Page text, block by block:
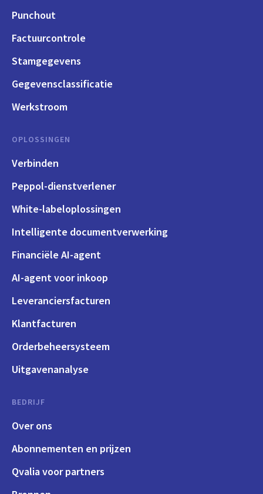
Punchout
Factuurcontrole
Stamgegevens
Gegevensclassificatie
Werkstroom
OPLOSSINGEN
Verbinden
Peppol-dienstverlener
White-labeloplossingen
Intelligente documentverwerking
Financiële AI-agent
AI-agent voor inkoop
Leveranciersfacturen
Klantfacturen
Orderbeheersysteem
Uitgavenanalyse
BEDRIJF
Over ons
Abonnementen en prijzen
Qvalia voor partners